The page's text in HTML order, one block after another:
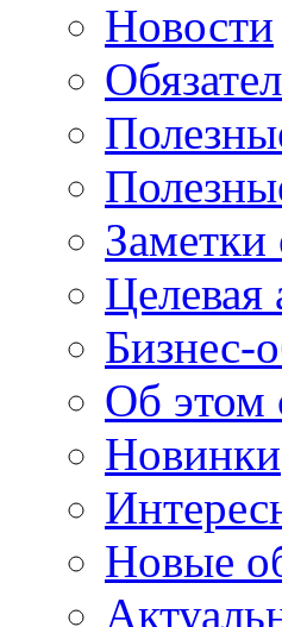
Новости
Заметки
Целевая
Бизнес-
Об этом
Новинки
Новые